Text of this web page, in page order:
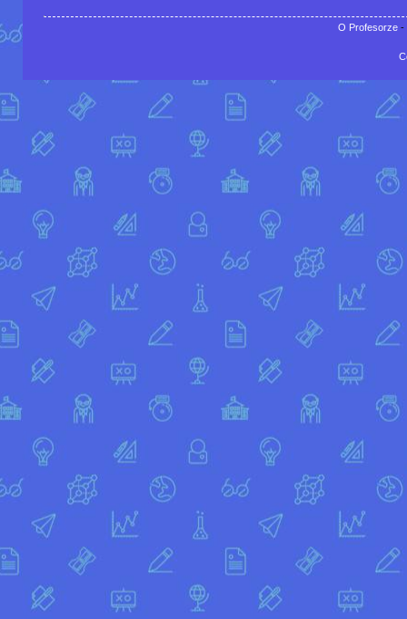
O Profesorze-